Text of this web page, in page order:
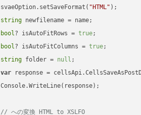
svaeOption.setSaveFormat( "HTML"
string
bool? isAutoFitRows = true
bool? isAutoFitColumns = true
string folder = null
var response =
Console.WriteLine(response);
// への変換 HTML to XSLFO